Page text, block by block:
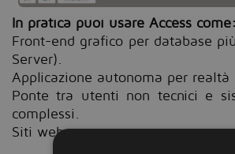
In pratica puoi usare Access come:
Front-end grafico per database
Server).
Applicazione autonoma per realtà
Ponte tra utenti non tecnici e
complessi.
Siti web